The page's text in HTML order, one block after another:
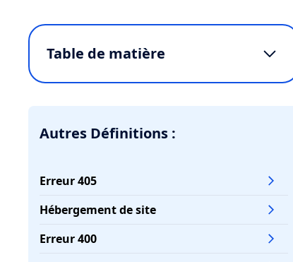
Table de matière
Les différents types de serveurs web
Comment configurer un serveur web
pour optimiser ses performances
dédié plutôt qu'un hébergement
mutualisé
Comment résoudre les problèmes
Autres Définitions :
Erreur 405
Hébergement de site
Erreur 400